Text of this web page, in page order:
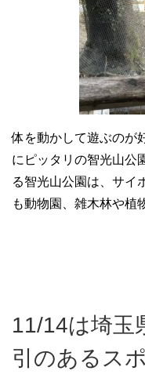
体を動かして遊ぶのが
にピッタリの智光山公
る智光山公園は、サ
も動物園、雑木林や植
11/14は埼玉
引のあるス